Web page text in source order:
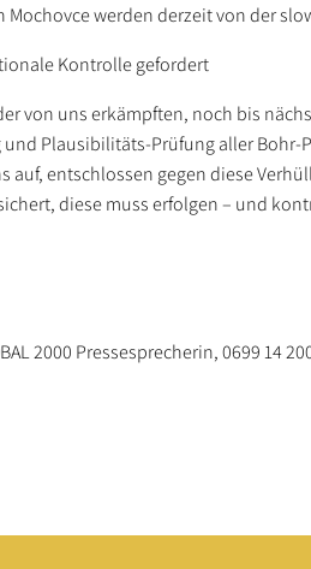
Mochovce werden derzeit von der
Kontrolle gefordert
von uns erkämpften, noch bis
Plausibilitäts-Prüfung aller
auf, entschlossen gegen diese
diese muss erfolgen – und
2000 Pressesprecherin, 0699 14